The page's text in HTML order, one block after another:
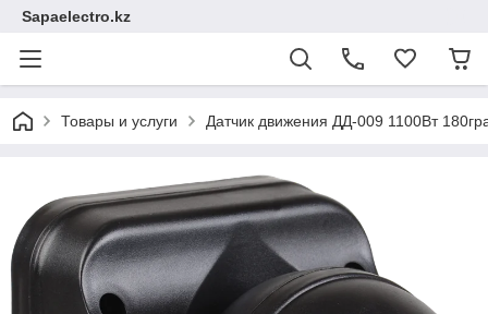
Sapaelectro.kz
Товары и услуги Датчик движения ДД-009 1100Вт